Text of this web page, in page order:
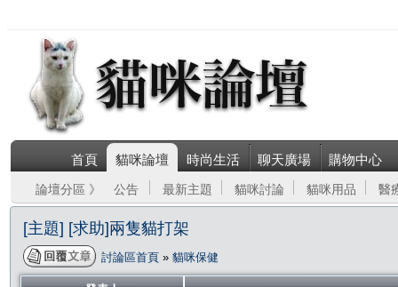
首頁 貓咪論壇 時尚生活 聊天廣場 購物中心
論壇分區 》 公告 最新主題 貓咪討論 貓咪用品 醫
[主題] [求助]兩隻貓打架
討論區首頁 » 貓咪保健